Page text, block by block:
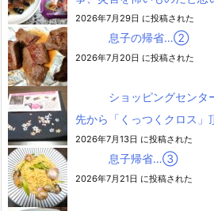
2026年7月29日 に投稿された
息子の帰省…②
2026年7月20日 に投稿された
ショッピングセン
先から「くっつくクロス」
2026年7月13日 に投稿された
息子帰省…③
2026年7月21日 に投稿された